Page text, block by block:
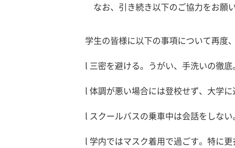
なお、引き続き以下のご協力をお願い
学生の皆様に以下の事項について再度
l 三密を避ける。うがい、手洗いの徹底。
l 体調が悪い場合には登校せず、大学に
l スクールバスの乗車中は会話をしない。
l 学内ではマスク着用で過ごす。特に